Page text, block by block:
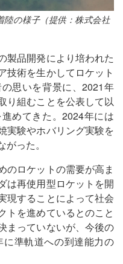
の様子（提供：株式会社
製品開発により培われた
技術を生かしてロケット
思いを背景に、2021年
り組むことを公表して以
めてきた。2024年には
実験やホバリング実験を
った。
のロケットの需要が高ま
は再使用型ロケットを開
現することによって社会
トを進めているとのこと
まっていないが、今後の
準軌道への到達能力の